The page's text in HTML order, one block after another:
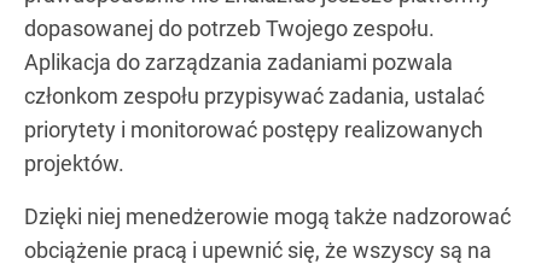
dopasowanej do potrzeb Twojego zespołu.
Aplikacja do zarządzania zadaniami pozwala
członkom zespołu przypisywać zadania, ustalać
priorytety i monitorować postępy realizowanych
projektów.
Dzięki niej menedżerowie mogą także nadzorować
obciążenie pracą i upewnić się, że wszyscy są na